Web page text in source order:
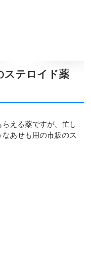
ステロイド薬
える薬ですが、忙し
あせも用の市販のス